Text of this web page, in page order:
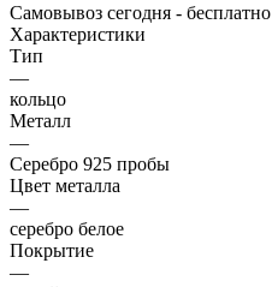
Самовывоз сегодня - бесплатно
Характеристики
Тип
—
кольцо
Металл
—
Серебро 925 пробы
Цвет металла
—
серебро белое
Покрытие
—